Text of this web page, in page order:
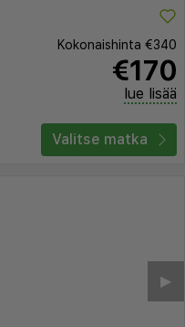
Kokonaishinta €340
€170
lue lisää
Valitse matka
▶︎